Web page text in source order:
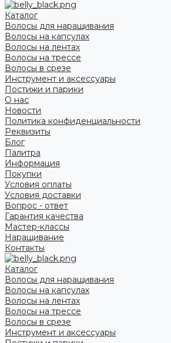
Каталог
Волосы для наращивания
Волосы на капсулах
Волосы на лентах
Волосы на трессе
Волосы в срезе
Инструмент и аксессуары
Постижи и парики
О нас
Новости
Политика конфиденциальности
Реквизиты
Блог
Палитра
Информация
Покупки
Условия оплаты
Условия доставки
Вопрос - ответ
Гарантия качества
Мастер-классы
Наращивание
Контакты
Каталог
Волосы для наращивания
Волосы на капсулах
Волосы на лентах
Волосы на трессе
Волосы в срезе
Инструмент и аксессуары